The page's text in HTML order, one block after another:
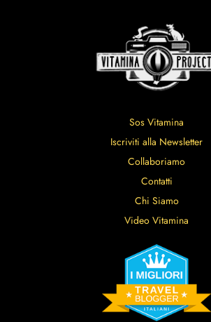
Sos Vitamina
Iscriviti alla Newsletter
Collaboriamo
Contatti
Chi Siamo
Video Vitamina